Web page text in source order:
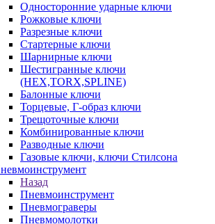
Односторонние ударные ключи
Рожковые ключи
Разрезные ключи
Стартерные ключи
Шарнирные ключи
Шестигранные ключи
(HEX,TORX,SPLINE)
Балонные ключи
Торцевые, Г-образ ключи
Трещоточные ключи
Комбинированные ключи
Разводные ключи
Газовые ключи, ключи Стилсона
Назад
Пневмоинструмент
Пневмограверы
Пневмомолотки